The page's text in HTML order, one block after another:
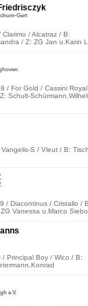
Gert
/ Alcatraz / B:
/ Z: ZG Jan u.Karin
/ For Gold / Cassini
Schult-
S / Vleut / B:
/ Diacontinus / Cristallo /
Vanessa u.Marco
Principal Boy / Wico / B:
e.V.